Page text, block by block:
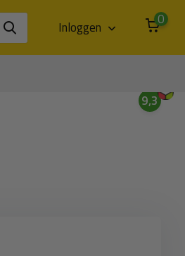
Inloggen 0
9,3